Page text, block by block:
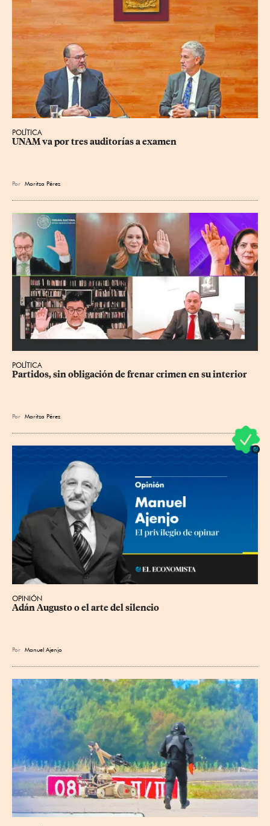
POLÍTICA
UNAM va por tres auditorías a examen
Por Maritza Pérez
POLÍTICA
Partidos, sin obligación de frenar crimen en su interior
Por Maritza Pérez
OPINIÓN
Adán Augusto o el arte del silencio
Por Manuel Ajenjo